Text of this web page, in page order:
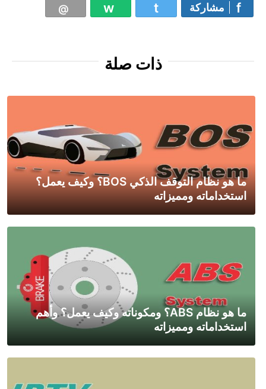
مشاركة
ذات صلة
ما هو نظام التوقف الذكي BOS؟ وكيف يعمل؟
استخداماته ومميزاته
ما هو نظام ABS؟ ومكوناته وكيف يعمل؟ وأهم
استخداماته ومميزاته